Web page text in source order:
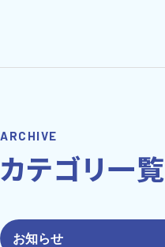
ARCHIVE
カテゴリ一覧
お知らせ